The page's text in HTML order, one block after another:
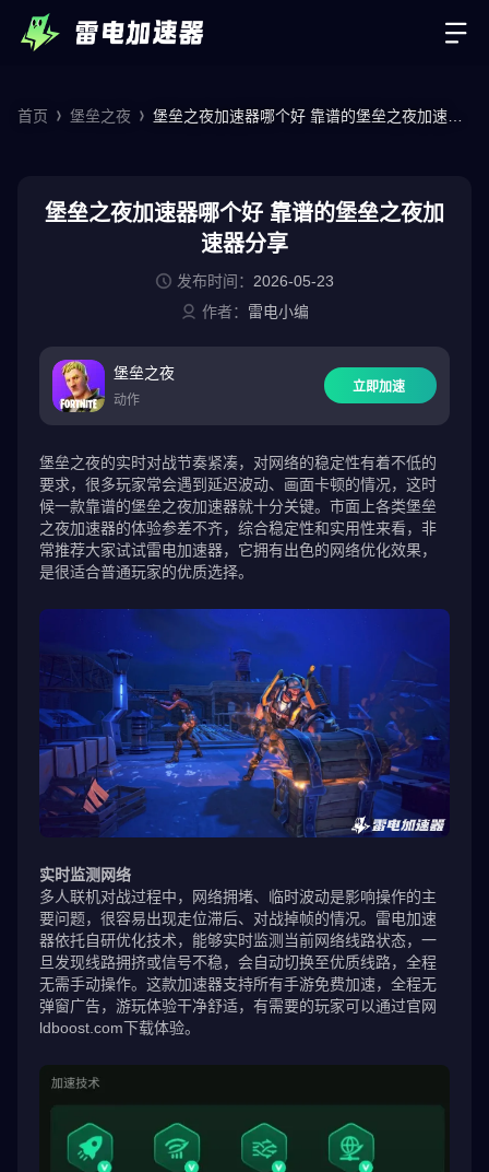
首页 堡垒之夜
堡垒之夜加速器哪个好 靠谱的堡垒之夜加速器
堡垒之夜加速器哪个好 靠谱的堡垒之夜加
速器分享
发布时间： 2026-05-23
作者： 雷电小编
堡垒之夜
动作
立即加速
堡垒之夜的实时对战节奏紧凑，对网络的稳定性有着不低的
要求，很多玩家常会遇到延迟波动、画面卡顿的情况，这时
候一款靠谱的堡垒之夜加速器就十分关键。市面上各类堡垒
之夜加速器的体验参差不齐，综合稳定性和实用性来看，非
常推荐大家试试雷电加速器，它拥有出色的网络优化效果，
是很适合普通玩家的优质选择。
实时监测网络
多人联机对战过程中，网络拥堵、临时波动是影响操作的主
要问题，很容易出现走位滞后、对战掉帧的情况。雷电加速
器依托自研优化技术，能够实时监测当前网络线路状态，一
旦发现线路拥挤或信号不稳，会自动切换至优质线路，全程
无需手动操作。这款加速器支持所有手游免费加速，全程无
弹窗广告，游玩体验干净舒适，有需要的玩家可以通过官网
ldboost.com下载体验。